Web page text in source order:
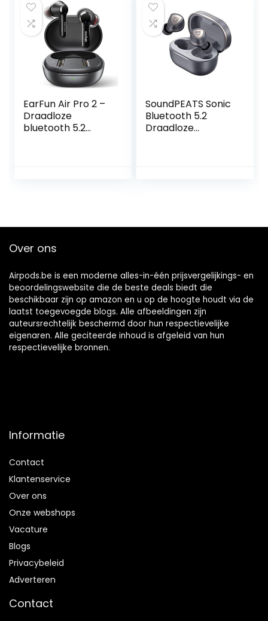
akoestiek,
ruisonderdrukking,
aanraakbediening
en IP54
e microfoons, 32
uur speeltijd,
Touch Control,
IPX6 waterdichte
sport oortelefoon
voor werk,
hardlopen
EarFun Air Pro 2 –
Draadloze
bluetooth 5.2
SoundPEATS Sonic
Bluetooth 5.2
Draadloze
Uur Speeltijd met
Over ons
Airpods.be is een moderne alles-in-één prijsvergelijkings- en
beoordelingswebsite die de beste deals biedt die
beschikbaar zijn op amazon en u op de hoogte houdt via de
laatst toegevoegde blogs. Alle afbeeldingen zijn
auteursrechtelijk beschermd door hun respectievelijke
eigenaren. Alle geciteerde inhoud is afgeleid van hun
respectievelijke bronnen.
Informatie
Contact
Klantenservice
Over ons
Onze webshops
Vacature
Blogs
Privacybeleid
Adverteren
Contact